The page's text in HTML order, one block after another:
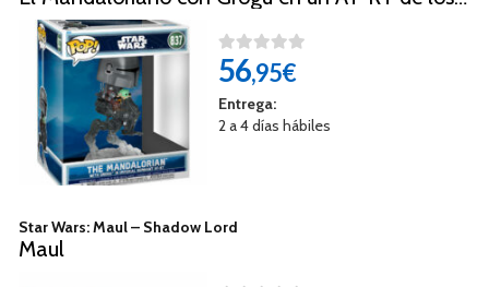
56,95€
Entrega:
2 a 4 días hábiles
Star Wars: Maul – Shadow Lord
Maul